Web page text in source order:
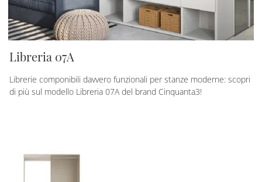
Libreria 07A
Librerie componibili davvero funzionali per stanze moderne: scopri
di più sul modello Libreria 07A del brand Cinquanta3!